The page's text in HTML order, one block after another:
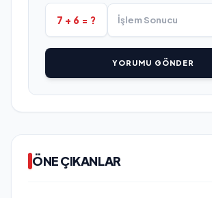
7 + 6 = ?
YORUMU GÖNDER
ÖNE ÇIKANLAR